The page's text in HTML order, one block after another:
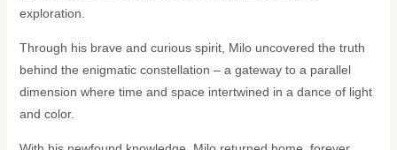
exploration.
Through his brave and curious spirit, Milo uncovered the truth
behind the enigmatic constellation – a gateway to a parallel
dimension where time and space intertwined in a dance of light
and color.